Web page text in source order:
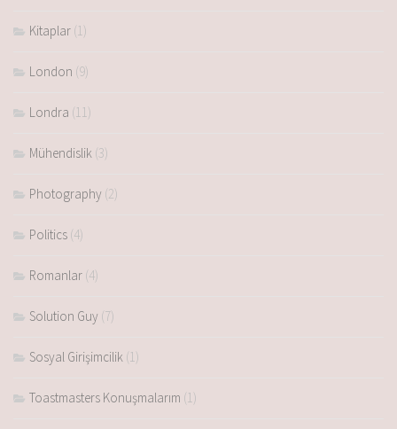
Kitaplar (1)
London (9)
Londra (11)
Mühendislik (3)
Photography (2)
Politics (4)
Romanlar (4)
Solution Guy (7)
Sosyal Girişimcilik (1)
Toastmasters Konuşmalarım (1)